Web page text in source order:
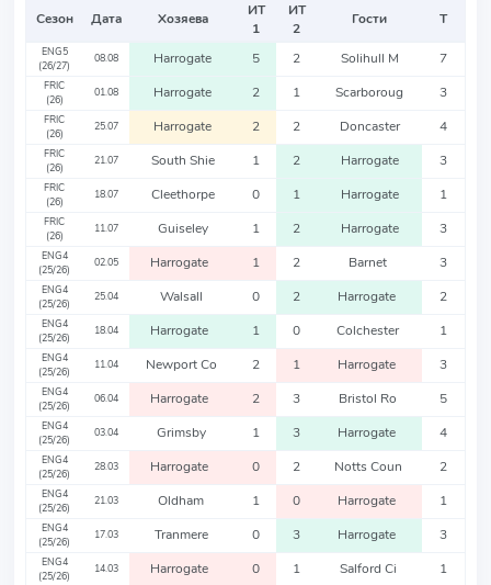
Сезон Дата Хозяева
ИТ
1
ИТ
2
Гости Т
ENG5
(26/27)
08.08 Harrogate 5 2 Solihull M 7
FRIC
(26)
01.08 Harrogate 2 1 Scarboroug 3
FRIC
(26)
25.07 Harrogate 2 2 Doncaster 4
FRIC
(26)
21.07 South Shie 1 2 Harrogate 3
FRIC
(26)
18.07 Cleethorpe 0 1 Harrogate 1
FRIC
(26)
11.07 Guiseley 1 2 Harrogate 3
ENG4
(25/26)
02.05 Harrogate 1 2 Barnet 3
ENG4
(25/26)
25.04 Walsall 0 2 Harrogate 2
ENG4
(25/26)
18.04 Harrogate 1 0 Colchester 1
ENG4
(25/26)
11.04 Newport Co 2 1 Harrogate 3
ENG4
(25/26)
06.04 Harrogate 2 3 Bristol Ro 5
ENG4
(25/26)
03.04 Grimsby 1 3 Harrogate 4
ENG4
(25/26)
28.03 Harrogate 0 2 Notts Coun 2
ENG4
(25/26)
21.03 Oldham 1 0 Harrogate 1
ENG4
(25/26)
17.03 Tranmere 0 3 Harrogate 3
ENG4
(25/26)
14.03 Harrogate 0 1 Salford Ci 1